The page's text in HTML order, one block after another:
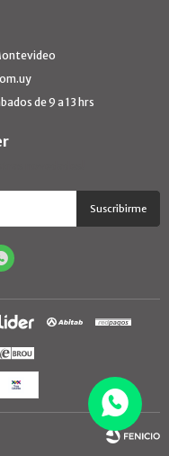
de 9 a 13 hrs
Suscribirme